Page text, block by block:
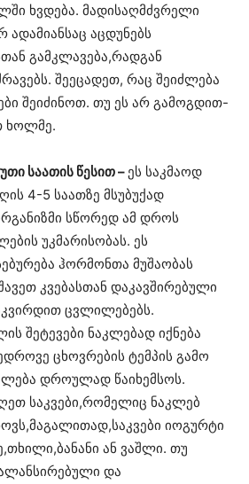
ხვდება. მადისაღმძვრელი
ადამიანსაც აცდუნებს
გამკლავება,რადგან
შეეცადეთ, რაც შეიძლება
შეიძინოთ. თუ ეს არ გამოგდით-
ხოლმე.
საათის წესით –ეს საკმაოდ
4-5 საათზე მსუბუქად
სწორედ ამ დროს
უკმარისობას. ეს
ჰორმონთა მუშაობას
კვებასთან დაკავშირებული
ცვლილებებს.
შეტევები ნაკლებად იქნება
ცხოვრების ტემპის გამო
დროულად წაიხემსოს.
საკვები,რომელიც ნაკლებ
იოგურტი
ან ვაშლი. თუ
და